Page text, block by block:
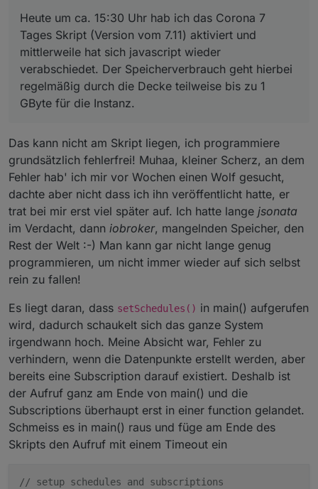
Heute um ca. 15:30 Uhr hab ich das Corona 7
Tages Skript (Version vom 7.11) aktiviert und
mittlerweile hat sich javascript wieder
verabschiedet. Der Speicherverbrauch geht
hierbei regelmäßig durch die Decke teilweise bis
zu 1 GByte für die Instanz.
Heute um ca. 15:30 Uhr hab ich das Corona 7
Tages Skript (Version vom 7.11) aktiviert und
mittlerweile hat sich javascript wieder
verabschiedet. Der Speicherverbrauch geht hierbei
regelmäßig durch die Decke teilweise bis zu 1
GByte für die Instanz.
Das kann nicht am Skript liegen, ich programmiere
grundsätzlich fehlerfrei! Muhaa, kleiner Scherz, an dem
Fehler hab' ich mir vor Wochen einen Wolf gesucht,
dachte aber nicht dass ich ihn veröffentlicht hatte, er
trat bei mir erst viel später auf. Ich hatte lange jsonata
im Verdacht, dann iobroker, mangelnden Speicher, den
Rest der Welt :-) Man kann gar nicht lange genug
programmieren, um nicht immer wieder auf sich selbst
rein zu fallen!
Es liegt daran, dass setSchedules() in main() aufgerufen
wird, dadurch schaukelt sich das ganze System
irgendwann hoch. Meine Absicht war, Fehler zu
verhindern, wenn die Datenpunkte erstellt werden, aber
bereits eine Subscription darauf existiert. Deshalb ist
der Aufruf ganz am Ende von main() und die
Subscriptions überhaupt erst in einer function gelandet.
Schmeiss es in main() raus und füge am Ende des
Skripts den Aufruf mit einem Timeout ein
// setup schedules and subscriptions